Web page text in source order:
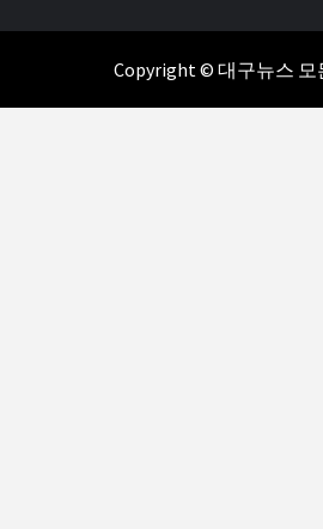
Copyright © 대구뉴스 모